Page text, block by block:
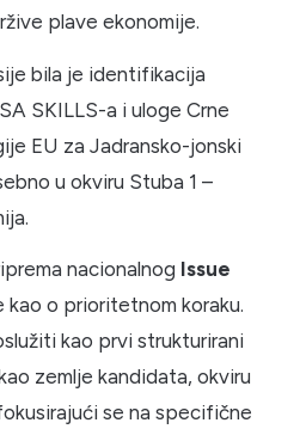
plave ekonomije.
bila je identifikacija
SKILLS-a i uloge Crne
EU za Jadransko-jonski
u okviru Stuba 1 –
nacionalnog Issue
kao o prioritetnom koraku.
kao prvi strukturirani
zemlje kandidata, okviru
se na specifične